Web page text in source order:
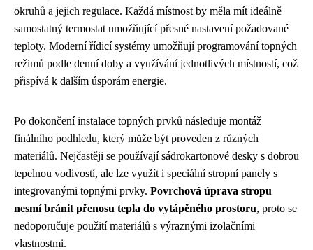
okruhů a jejich regulace. Každá místnost by měla mít ideálně
samostatný termostat umožňující přesné nastavení požadované
teploty. Moderní řídicí systémy umožňují programování topných
režimů podle denní doby a využívání jednotlivých místností, což
přispívá k dalším úsporám energie.
Po dokončení instalace topných prvků následuje montáž
finálního podhledu, který může být proveden z různých
materiálů. Nejčastěji se používají sádrokartonové desky s dobrou
tepelnou vodivostí, ale lze využít i speciální stropní panely s
integrovanými topnými prvky. Povrchová úprava stropu
nesmí bránit přenosu tepla do vytápěného prostoru, proto se
nedoporučuje použití materiálů s výraznými izolačními
vlastnostmi.